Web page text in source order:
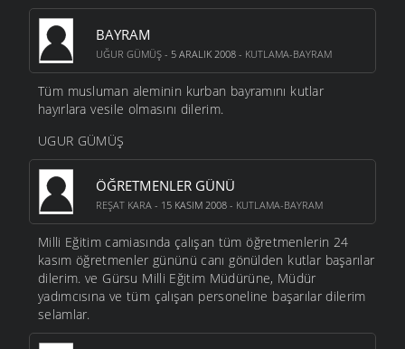
BAYRAM
UĞUR GÜMÜŞ - 5 ARALIK 2008 - KUTLAMA-BAYRAM
Tüm musluman aleminin kurban bayramını kutlar
hayırlara vesile olmasını dilerim.
UGUR GÜMÜŞ
ÖĞRETMENLER GÜNÜ
REŞAT KARA - 15 KASIM 2008 - KUTLAMA-BAYRAM
Milli Eğitim camiasında çalışan tüm öğretmenlerin 24
kasım öğretmenler gününü canı gönülden kutlar başarılar
dilerim. ve Gürsu Milli Eğitim Müdürüne, Müdür
yadımcısına ve tüm çalışan personeline başarılar dilerim
selamlar.